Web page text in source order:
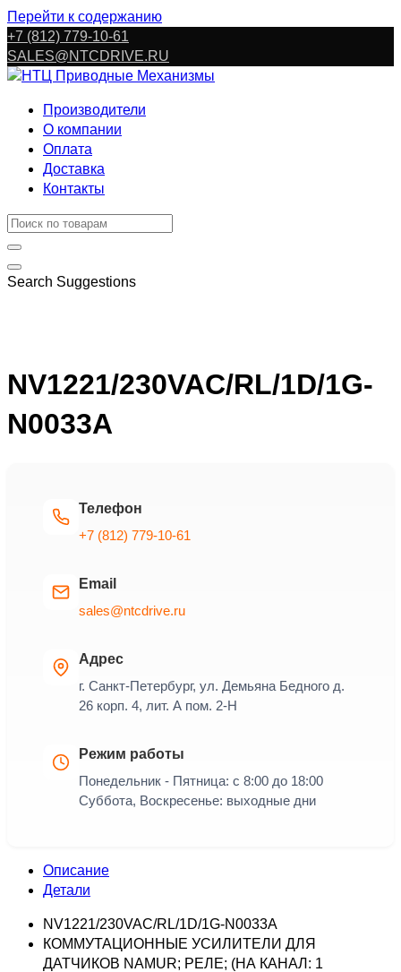
Перейти к содержанию
+7 (812) 779-10-61
SALES@NTCDRIVE.RU
Производители
О компании
Оплата
Доставка
Контакты
Search Suggestions
NV1221/230VAC/RL/1D/1G-
N0033A
Телефон
+7 (812) 779-10-61
Email
sales@ntcdrive.ru
Адрес
г. Санкт-Петербург, ул. Демьяна Бедного д.
26 корп. 4, лит. А пом. 2-Н
Режим работы
Понедельник - Пятница: с 8:00 до 18:00
Суббота, Воскресенье: выходные дни
Описание
Детали
NV1221/230VAC/RL/1D/1G-N0033A
КОММУТАЦИОННЫЕ УСИЛИТЕЛИ ДЛЯ
ДАТЧИКОВ NAMUR; РЕЛЕ; (НА КАНАЛ: 1